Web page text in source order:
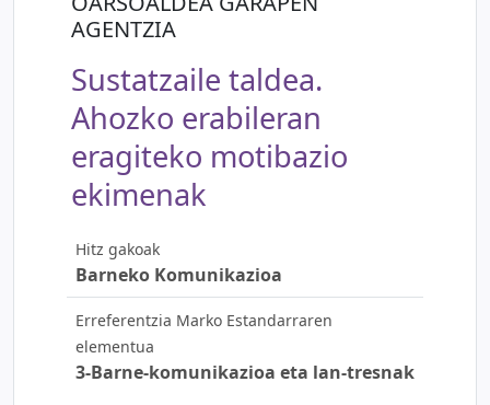
AGENTZIA
Sustatzaile taldea.
Ahozko erabileran
eragiteko motibazio
ekimenak
Hitz gakoak
Barneko Komunikazioa
Erreferentzia Marko Estandarraren
elementua
3-Barne-komunikazioa eta lan-tresnak